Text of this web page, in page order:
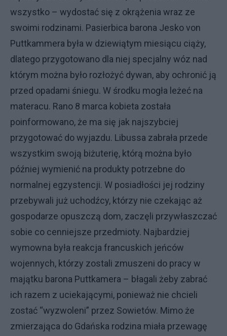
wszystko – wydostać się z okrążenia wraz ze
swoimi rodzinami. Pasierbica barona Jesko von
Puttkammera była w dziewiątym miesiącu ciąży,
dlatego przygotowano dla niej specjalny wóz nad
którym można było rozłożyć dywan, aby ochronić ją
przed opadami śniegu. W środku mogła leżeć na
materacu. Rano 8 marca kobieta została
poinformowano, że ma się jak najszybciej
przygotować do wyjazdu. Libussa zabrała przede
wszystkim swoją biżuterię, którą można było
później wymienić na produkty potrzebne do
normalnej egzystencji. W posiadłości jej rodziny
przebywali już uchodźcy, którzy nie czekając aż
gospodarze opuszczą dom, zaczęli przywłaszczać
sobie co cenniejsze przedmioty. Najbardziej
wymowna była reakcja francuskich jeńców
wojennych, którzy zostali zmuszeni do pracy w
majątku barona Puttkamera – błagali żeby zabrać
ich razem z uciekającymi, ponieważ nie chcieli
zostać “wyzwoleni” przez Sowietów. Mimo że
zmierzająca do Gdańska rodzina miała przewagę